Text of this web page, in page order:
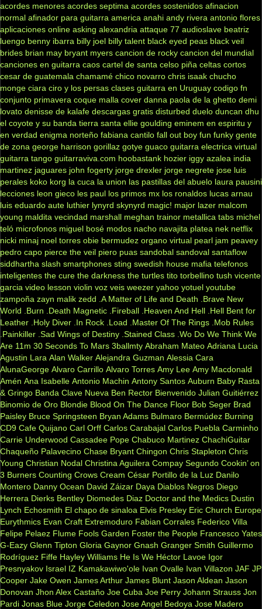
acordes menores acordes septima acordes sostenidos afinacion
normal afinador para guitarra america anahi andy rivera antonio flores
aplicaciones online asking alexandria attaque 77 audioslave beatriz
luengo benny ibarra billy joel billy talent black eyed peas black veil
brides brian may bryant myers cancion de rocky cancion del mundial
canciones en guitarra caos cartel de santa celso piña celtas cortos
cesar de guatemala chamamé chico novarro chris isaak chucho
monge ciara ciro y los persas clases guitarra en Uruguay codigo fn
conjunto primavera coque malla cover danna paola de la ghetto demi
lovato denisse de kalafe descargas gratis disturbed duelo duncan dhu
el coyote y su banda tierra santa ellie goulding eminem en espiritu y
en verdad enigma norteño fabiana cantilo fall out boy fun funky gente
de zona george harrison gorillaz gotye guaco guitarra electrica virtual
guitarra tango guitarraviva.com hoobastank hozier iggy azalea india
martinez jaguares john fogerty jorge drexler jorge negrete jose luis
perales koko korg la cuca la union las pastillas del abuelo laura pausini
lecciones leon gieco les paul los primos mx los ronaldos lucas arnau
luis eduardo aute luthier lynyrd skynyrd magic! major lazer malcom
young maldita vecindad marshall meghan trainor metallica tabs michel
teló microfonos miguel bosé modos nacho navajita platea nek netflix
nicki minaj noel torres obie bermudez organo virtual pearl jam peavey
pedro capo pierce the veil piero puas sandobal sandoval santaflow
siddhartha slash smartphones sting swedish house mafia telefonos
inteligentes the cure the darkness the turtles tito torbellino tush vicente
garcia video lesson violin voz veis weezer yahoo yotuel youtube
zampoña zayn malik zedd .A Matter of Life and Death
.Brave New
World
.Burn .Death Magnetic .Fireball .Heaven And Hell .Hell Bent for
Leather .Holy Diver .In Rock .Load .Master Of The Rings .Mob Rules
.Painkiller .Sad Wings of Destiny .Stained Class .Wo Do We Think We
Are 11m 30 Seconds To Mars 3ballmty Abraham Mateo Adriana Lucia
Agustin Lara Alan Walker Alejandra Guzman Alessia Cara
AlunaGeorge Alvaro Carrillo Alvaro Torres Amy Lee Amy Macdonald
Amén Ana Isabelle Antonio Machin Antony Santos Auburn Baby Rasta
& Gringo Banda Clave Nueva Ben Rector Bienvenido Julian Guitiérrez
Binomio de Oro Blondie Blood On The Dance Floor Bob Seger Brad
Paisley Bruce Springsteen Bryan Adams Bulmaro Bermúdez Burning
CD9 Cafe Quijano Carl Orff Carlos Carabajal Carlos Puebla Carminho
Carrie Underwood Cassadee Pope Chabuco Martinez ChachiGuitar
Chaqueño Palavecino Chase Bryant Chingon Chris Stapleton Chris
Young Christian Nodal Christina Aguilera Compay Segundo Cookin’ on
3 Burners Counting Crows Cream César Portillo de la Luz Danilo
Montero Danny Ocean David Záizar Daya Diablos Negros Diego
Herrera Dierks Bentley Diomedes Diaz Doctor and the Medics Dustin
Lynch Echosmith El chapo de sinaloa Elvis Presley Eric Church Europe
Eurythmics Evan Craft Extremoduro Fabian Corrales Federico Villa
Felipe Pelaez Flume Fools Garden Foster the People Francesco Yates
G-Eazy Glenn Tipton Gloria Gaynor Gnash Granger Smith Guillermo
Rodríguez Fiffe Hayley Williams He Is We Héctor Lavoe Igor
Presnyakov Israel IZ Kamakawiwo'ole Ivan Ovalle Ivan Villazon JAF JP
Cooper Jake Owen James Arthur James Blunt Jason Aldean Jason
Donovan Jhon Alex Castaño Joe Cuba Joe Perry Johann Strauss Jon
Pardi Jonas Blue Jorge Celedon Jose Angel Bedoya Jose Madero